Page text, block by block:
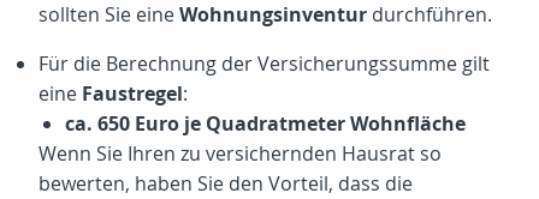
sollten Sie eineWohnungsinventur durchführen.
Für die Berechnung der Versicherungssumme gilt
eine Faustregel:
ca. 650 Euro je Quadratmeter Wohnfläche
Wenn Sie Ihren zu versichernden Hausrat so
bewerten, haben Sie den Vorteil, dass die